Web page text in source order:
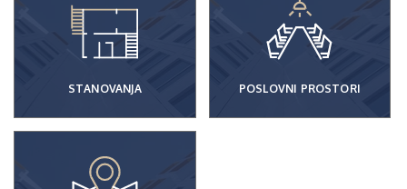
STANOVANJA POSLOVNI PROSTORI